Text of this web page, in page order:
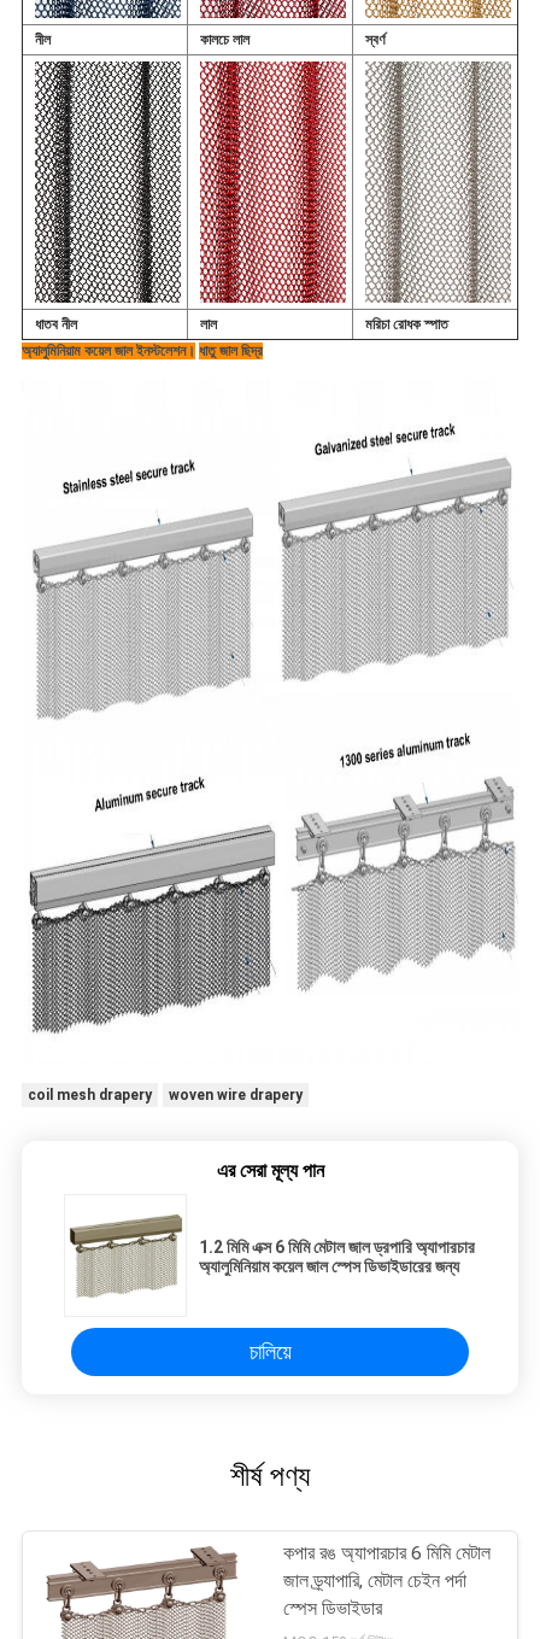
নীল কালচে লাল স্বর্ণ
ধাতব নীল লাল
মরিচা রোধক স্পাত
অ্যালুমিনিয়াম কয়েল জাল ইনস্টলেশন। ধাতু জাল ছিদ্র
coil mesh drapery woven wire drapery
এর সেরা মূল্য পান
1.2 মিমি এক্স 6 মিমি মেটাল জাল ড্রপারি অ্যাপারচার
অ্যালুমিনিয়াম কয়েল জাল স্পেস ডিভাইডারের জন্য
চালিয়ে
শীর্ষ পণ্য
কপার রঙ অ্যাপারচার 6 মিমি মেটাল
জাল ড্র্যাপারি, মেটাল চেইন পর্দা
স্পেস ডিভাইডার